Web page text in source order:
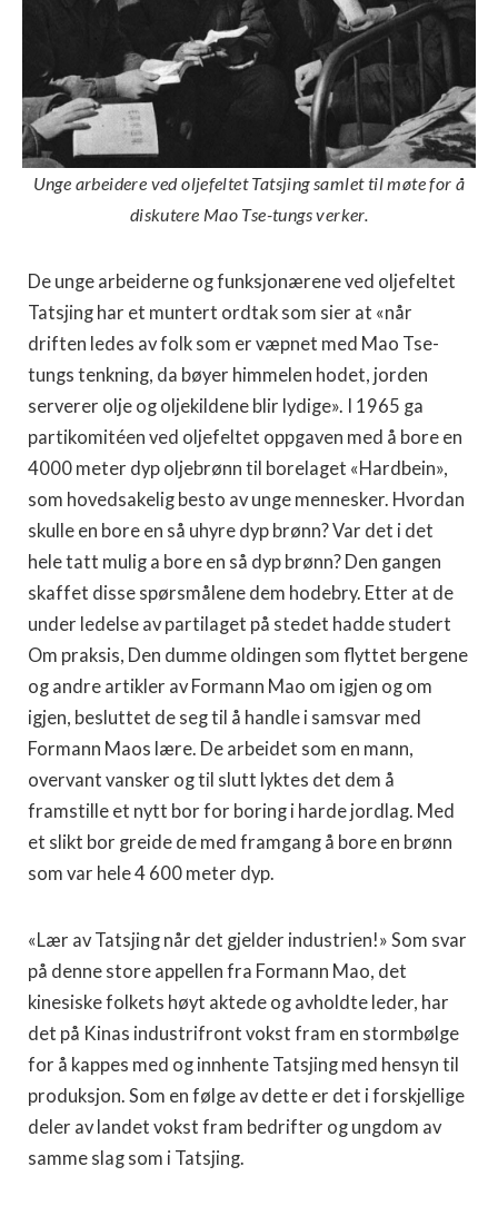
Unge arbeidere ved oljefeltet Tatsjing samlet til møte for å
diskutere Mao Tse-tungs verker.
De unge arbeiderne og funksjonærene ved oljefeltet
Tatsjing har et muntert ordtak som sier at «når
driften ledes av folk som er væpnet med Mao Tse-
tungs tenkning, da bøyer himmelen hodet, jorden
serverer olje og oljekildene blir lydige». I 1965 ga
partikomitéen ved oljefeltet oppgaven med å bore en
4000 meter dyp oljebrønn til borelaget «Hardbein»,
som hovedsakelig besto av unge mennesker. Hvordan
skulle en bore en så uhyre dyp brønn? Var det i det
hele tatt mulig a bore en så dyp brønn? Den gangen
skaffet disse spørsmålene dem hodebry. Etter at de
under ledelse av partilaget på stedet hadde studert
Om praksis, Den dumme oldingen som flyttet bergene
og andre artikler av Formann Mao om igjen og om
igjen, besluttet de seg til å handle i samsvar med
Formann Maos lære. De arbeidet som en mann,
overvant vansker og til slutt lyktes det dem å
framstille et nytt bor for boring i harde jordlag. Med
et slikt bor greide de med framgang å bore en brønn
som var hele 4 600 meter dyp.
«Lær av Tatsjing når det gjelder industrien!» Som svar
på denne store appellen fra Formann Mao, det
kinesiske folkets høyt aktede og avholdte leder, har
det på Kinas industrifront vokst fram en stormbølge
for å kappes med og innhente Tatsjing med hensyn til
produksjon. Som en følge av dette er det i forskjellige
deler av landet vokst fram bedrifter og ungdom av
samme slag som i Tatsjing.